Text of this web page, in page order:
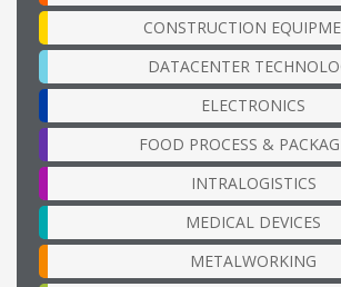
CONSTRUCTION
DATACENTER
ELECTRONICS
FOOD PROCESS &
INTRALOGISTICS
MEDICAL DEVICES
METALWORKING